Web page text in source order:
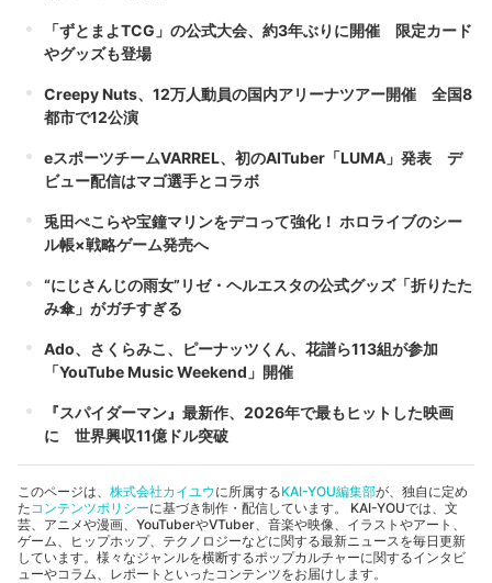
「ずとまよTCG」の公式大会、約3年ぶりに開催 限定カード
やグッズも登場
Creepy Nuts、12万人動員の国内アリーナツアー開催 全国8
都市で12公演
eスポーツチームVARREL、初のAITuber「LUMA」発表 デ
ビュー配信はマゴ選手とコラボ
兎田ぺこらや宝鐘マリンをデコって強化！ ホロライブのシー
ル帳×戦略ゲーム発売へ
“にじさんじの雨女”リゼ・ヘルエスタの公式グッズ「折りたた
み傘」がガチすぎる
Ado、さくらみこ、ピーナッツくん、花譜ら113組が参加
「YouTube Music Weekend」開催
『スパイダーマン』最新作、2026年で最もヒットした映画
に 世界興収11億ドル突破
このページは、 株式会社カイユウに所属するKAI-YOU編集部が、独自に定め
た コンテンツポリシーに基づき制作・配信しています。 KAI-YOUでは、文
芸、アニメや漫画、YouTuberやVTuber、音楽や映像、イラストやアート、
ゲーム、ヒップホップ、テクノロジーなどに関する最新ニュースを毎日更新
しています。様々なジャンルを横断するポップカルチャーに関するインタビ
ューやコラム、レポートといったコンテンツをお届けします。